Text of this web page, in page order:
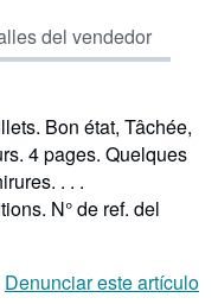
del vendedor
Bon état, Tâchée,
4 pages. Quelques
. . .
N° de ref. del
Denunciar este artículo